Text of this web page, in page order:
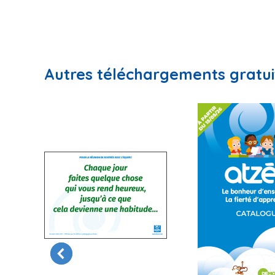
Autres téléchargements